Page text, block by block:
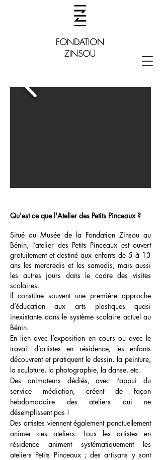
​Qu'est ce que l'Atelier des Petits Pinceaux ?
Situé au Musée de la Fondation Zinsou au
Bénin, l’atelier des Petits Pinceaux est ouvert
gratuitement et destiné aux enfants de 5 à 13
ans les mercredis et les samedis, mais aussi
les autres jours dans le cadre des visites
scolaires.
Il constitue souvent une première approche
d’éducation aux arts plastiques quasi
inexistante dans le système scolaire actuel au
Bénin.
En lien avec l’exposition en cours ou avec le
travail d’artistes en résidence, les enfants
découvrent et pratiquent le dessin, la peinture,
la sculpture, la photographie, la danse, etc.
Des animateurs dédiés, avec l’appui du
service médiation, créent de façon
hebdomadaire des ateliers qui ne
désemplissent pas !
Des artistes viennent également ponctuellement
animer ces ateliers. Tous les artistes en
résidence animent systématiquement les
ateliers Petits Pinceaux ; des artisans y sont